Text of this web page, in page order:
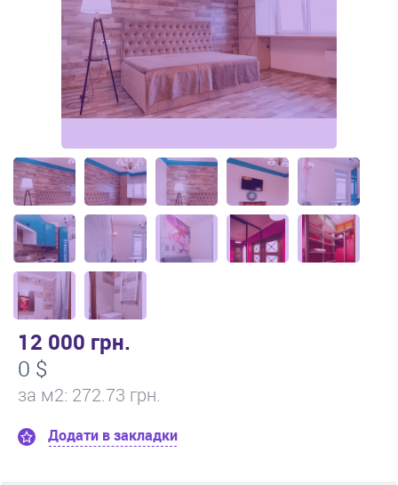
12 000 грн.
0 $
за м2: 272.73 грн.
Додати в закладки